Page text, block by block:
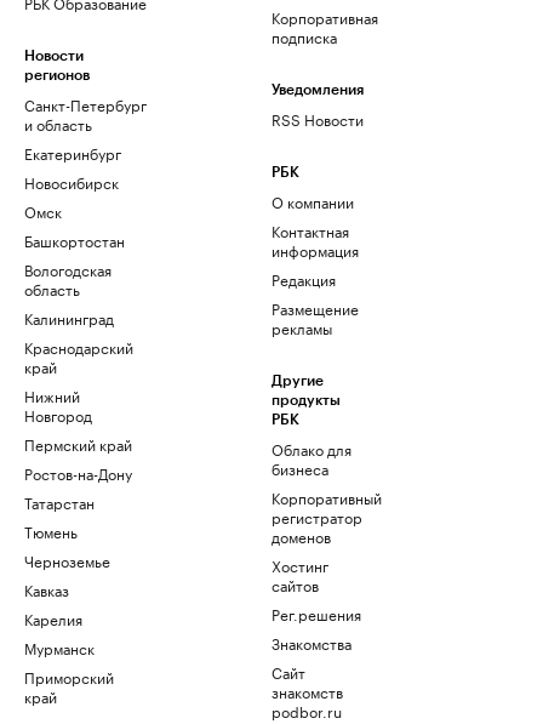
Новости
регионов
Санкт-Петербург
и область
Екатеринбург
Новосибирск
Омск
Башкортостан
Вологодская
область
Калининград
Краснодарский
край
Нижний
Новгород
Пермский край
Ростов-на-Дону
Татарстан
Тюмень
Черноземье
Кавказ
Карелия
Мурманск
Приморский
край
Корпоративная
подписка
Уведомления
RSS Новости
РБК
О компании
Контактная
информация
Редакция
Размещение
рекламы
Другие
продукты
РБК
Облако для
бизнеса
Корпоративный
регистратор
доменов
Хостинг
сайтов
Рег.решения
Знакомства
Сайт
знакомств
podbor.ru